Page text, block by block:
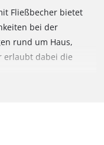
Fließbecher bietet
bei der
rund um Haus,
erlaubt dabei die
lässt sich das